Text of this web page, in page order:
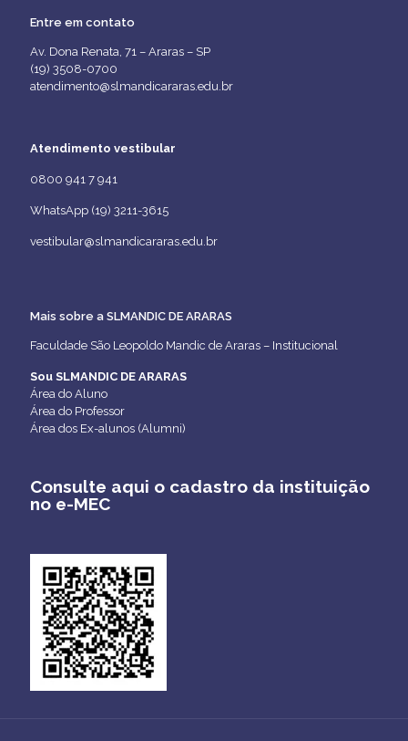
Entre em contato
Av. Dona Renata, 71 – Araras – SP
(19) 3508-0700
atendimento@slmandicararas.edu.br
Atendimento vestibular
0800 941 7 941
WhatsApp (19) 3211-3615
vestibular@slmandicararas.edu.br
Mais sobre a SLMANDIC DE ARARAS
Faculdade São Leopoldo Mandic de Araras – Institucional
Sou SLMANDIC DE ARARAS
Área do Aluno
Área do Professor
Área dos Ex-alunos (Alumni)
Consulte aqui o cadastro da instituição
no e-MEC